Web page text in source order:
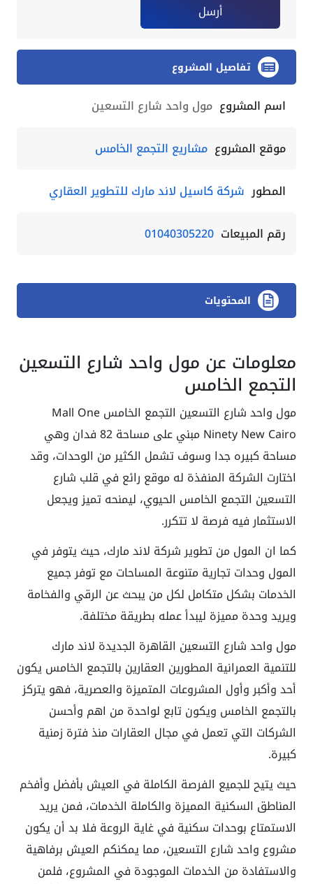
أرسل
تفاصيل المشروع
اسم المشروع مول واحد شارع التسعين
موقع المشروع مشاريع التجمع الخامس
المطور شركة كاسيل لاند مارك للتطوير العقاري
رقم المبيعات 01040305220
المحتويات
معلومات عن مول واحد شارع التسعين
التجمع الخامس
مول واحد شارع التسعين التجمع الخامس Mall One
Ninety New Cairo مبني على مساحة 82 فدان وهي
مساحة كبيره جدا وسوف تشمل الكثير من الوحدات، وقد
اختارت الشركة المنفذة له موقع رائع في قلب شارع
التسعين التجمع الخامس الحيوي، ليمنحه تميز ويجعل
الاستثمار فيه فرصة لا تتكرر.
كما ان المول من تطوير شركة لاند مارك، حيث يتوفر في
المول وحدات تجارية متنوعة المساحات مع توفر جميع
الخدمات بشكل متكامل لكل من يبحث عن الرقي والفخامة
ويريد وحدة مميزة ليبدأ عمله بطريقة مختلفة.
مول واحد شارع التسعين القاهرة الجديدة لاند مارك
للتنمية العمرانية المطورين العقارين بالتجمع الخامس يكون
أحد وأكبر وأول المشروعات المتميزة والعصرية، فهو يتركز
بالتجمع الخامس ويكون تابع لواحدة من اهم وأحسن
الشركات التي تعمل في مجال العقارات منذ فترة زمنية
كبيرة.
حيث يتيح للجميع الفرصة الكاملة في العيش بأفضل وأفخم
المناطق السكنية المميزة والكاملة الخدمات، فمن يريد
الاستمتاع بوحدات سكنية في غاية الروعة فلا بد أن يكون
مشروع واحد شارع التسعين، مما يمكنكم العيش برفاهية
والاستفادة من الخدمات الموجودة في المشروع، فلمن